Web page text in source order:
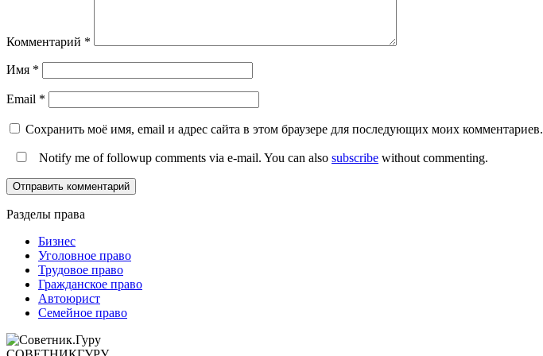
Комментарий *
Имя *
Email *
Сохранить моё имя, email и адрес сайта в этом браузере для последующих моих комментариев.
Notify me of followup comments via e-mail. You can also subscribe without commenting.
Разделы права
Бизнес
Уголовное право
Трудовое право
Гражданское право
Автоюрист
Семейное право